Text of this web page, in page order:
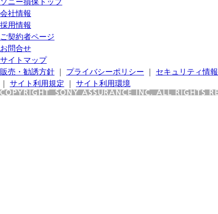
会社情報
採用情報
ご契約者ページ
お問合せ
サイトマップ
販売・勧誘方針
プライバシーポリシー
セキュリティ情報
サイト利用規定 サイト利用環境